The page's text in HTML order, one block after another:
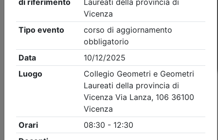
- Tipo Ordine/collegio: Geometri
Vicenza- Eventi in programma dal6/8/2026
A pagamento